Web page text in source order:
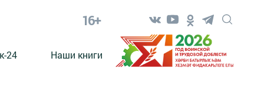
16+
24 Наши книги